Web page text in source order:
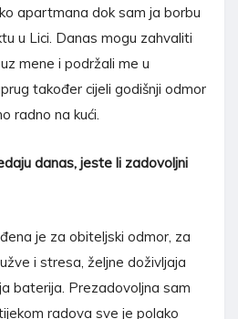
apartmana dok sam ja borbu
u Lici. Danas mogu zahvaliti
mene i podržali me u
također cijeli godišnji odmor
radno na kući.
danas, jeste li zadovoljni
je za obiteljski odmor, za
i stresa, željne doživljaja
baterija. Prezadovoljna sam
radova sve je polako